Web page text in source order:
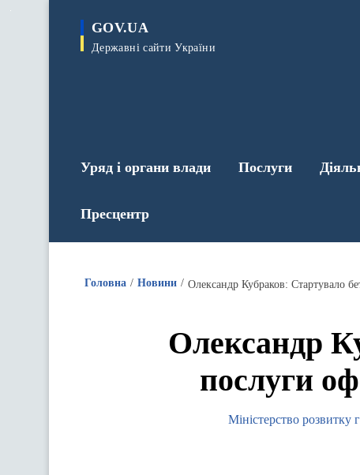
GOV.UA
Державні сайти України
Уряд і органи влади Послуги
Пресцентр
Головна Новини Олександр Кубраков: Стартувало
Олександр
послуги
Міністерство розвитку